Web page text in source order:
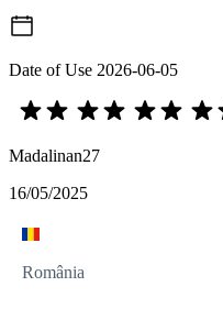
Date of Use 2026-06-05
Madalinan27
16/05/2025
România